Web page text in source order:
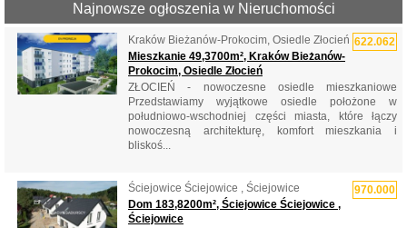
Najnowsze ogłoszenia w Nieruchomości
622.062
Kraków Bieżanów-Prokocim, Osiedle Złocień
Mieszkanie 49,3700m², Kraków Bieżanów-
Prokocim, Osiedle Złocień
ZŁOCIEŃ - nowoczesne osiedle mieszkaniowe
Przedstawiamy wyjątkowe osiedle położone w
południowo-wschodniej części miasta, które łączy
nowoczesną architekturę, komfort mieszkania i
bliskoś...
970.000
Ściejowice Ściejowice , Ściejowice
Dom 183,8200m², Ściejowice Ściejowice ,
Ściejowice